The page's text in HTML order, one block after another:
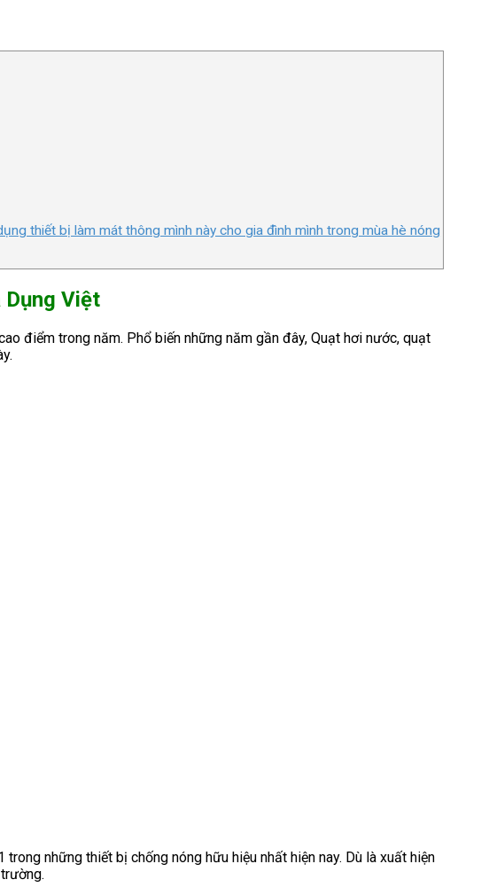
thiết bị làm mát thông mình này cho gia đình mình trong mùa hè nóng
Việt
điểm trong năm. Phổ biến những năm gần đây, Quạt hơi nước, quạt
những thiết bị chống nóng hữu hiệu nhất hiện nay. Dù là xuất hiện